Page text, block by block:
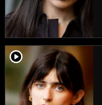
player2